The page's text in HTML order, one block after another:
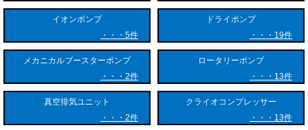
後段の分析機器へ導入することが可能となります。
【クライオトラップの主な特徴】
クライオトラップには、物理的な冷却現象を利用しているからこその優
れた特徴が数多くあります。
１．高い捕集効率と選択的トラップ
イオンポンプ
5件
ドライポンプ
19件
メカニカルブースターポンプ
2件
ロータリーポンプ
13件
真空排気ユニット
2件
クライオコンプレッサー
13件